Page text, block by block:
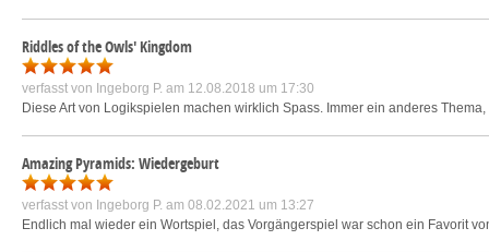
Riddles of the Owls' Kingdom
verfasst von Ingeborg P. am 12.08.2018 um 17:30
Diese Art von Logikspielen machen wirklich Spass. Immer ein anderes
Amazing Pyramids: Wiedergeburt
verfasst von Ingeborg P. am 08.02.2021 um 13:27
Endlich mal wieder ein Wortspiel, das Vorgängerspiel war schon ein Favorit